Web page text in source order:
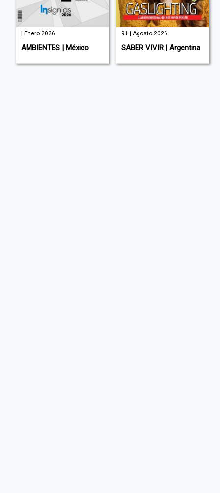
| Enero 2026
AMBIENTES | México
91 | Agosto 2026
SABER VIVIR | Argentina